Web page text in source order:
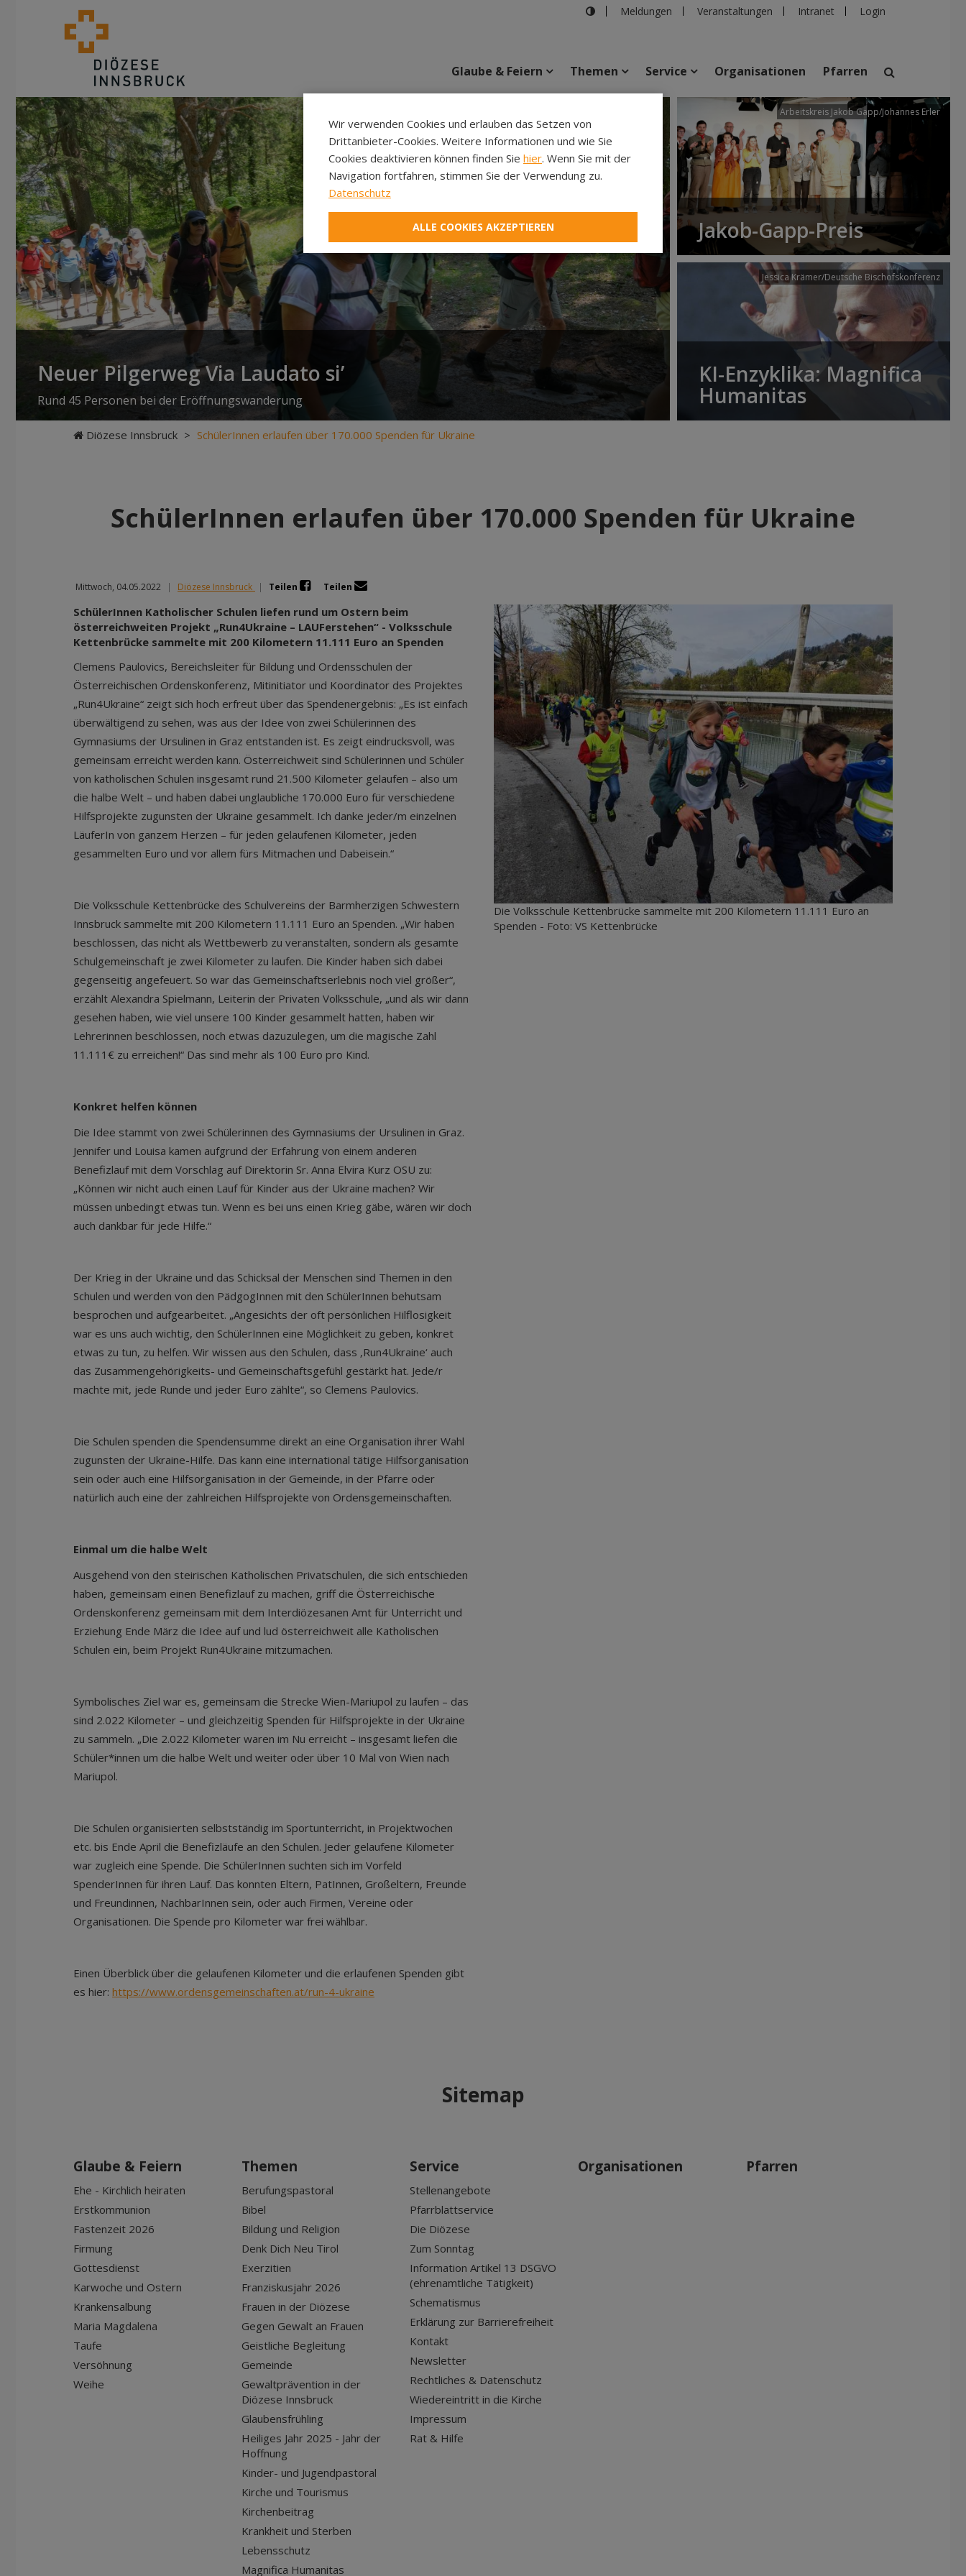
Meldungen Veranstaltungen Intranet Login
suchen
Veranstaltungen Personen Pfarren Einrichtungen
Glaube & Feiern Themen Service Organisationen Pfarren
Neuer Pilgerweg Via Laudato si’
Rund 45 Personen bei der Eröffnungswanderung
Arbeitskreis Jakob Gapp/Johannes Erler
Jakob-Gapp-Preis
Jessica Krämer/Deutsche Bischofskonferenz
KI-Enzyklika: Magnifica
Humanitas
Diözese Innsbruck > SchülerInnen erlaufen über 170.000 Spenden für Ukraine
SchülerInnen erlaufen über 170.000 Spenden für Ukraine
Mittwoch, 04.05.2022 | Diözese Innsbruck | Teilen Teilen
SchülerInnen Katholischer Schulen liefen rund um Ostern beim
österreichweiten Projekt „Run4Ukraine – LAUFerstehen“ - Volksschule
Kettenbrücke sammelte mit 200 Kilometern 11.111 Euro an Spenden
Clemens Paulovics, Bereichsleiter für Bildung und Ordensschulen der
Österreichischen Ordenskonferenz, Mitinitiator und Koordinator des Projektes
„Run4Ukraine“ zeigt sich hoch erfreut über das Spendenergebnis: „Es ist einfach
überwältigend zu sehen, was aus der Idee von zwei Schülerinnen des
Gymnasiums der Ursulinen in Graz entstanden ist. Es zeigt eindrucksvoll, was
gemeinsam erreicht werden kann. Österreichweit sind Schülerinnen und Schüler
von katholischen Schulen insgesamt rund 21.500 Kilometer gelaufen – also um
die halbe Welt – und haben dabei unglaubliche 170.000 Euro für verschiedene
Hilfsprojekte zugunsten der Ukraine gesammelt. Ich danke jeder/m einzelnen
LäuferIn von ganzem Herzen – für jeden gelaufenen Kilometer, jeden
gesammelten Euro und vor allem fürs Mitmachen und Dabeisein.“
Die Volksschule Kettenbrücke des Schulvereins der Barmherzigen Schwestern
Innsbruck sammelte mit 200 Kilometern 11.111 Euro an Spenden. „Wir haben
beschlossen, das nicht als Wettbewerb zu veranstalten, sondern als gesamte
Schulgemeinschaft je zwei Kilometer zu laufen. Die Kinder haben sich dabei
gegenseitig angefeuert. So war das Gemeinschaftserlebnis noch viel größer“,
erzählt Alexandra Spielmann, Leiterin der Privaten Volksschule, „und als wir dann
gesehen haben, wie viel unsere 100 Kinder gesammelt hatten, haben wir
Lehrerinnen beschlossen, noch etwas dazuzulegen, um die magische Zahl
11.111€ zu erreichen!“ Das sind mehr als 100 Euro pro Kind.
Konkret helfen können
Die Idee stammt von zwei Schülerinnen des Gymnasiums der Ursulinen in Graz.
Jennifer und Louisa kamen aufgrund der Erfahrung von einem anderen
Benefizlauf mit dem Vorschlag auf Direktorin Sr. Anna Elvira Kurz OSU zu:
„Können wir nicht auch einen Lauf für Kinder aus der Ukraine machen? Wir
müssen unbedingt etwas tun. Wenn es bei uns einen Krieg gäbe, wären wir doch
auch dankbar für jede Hilfe.“
Der Krieg in der Ukraine und das Schicksal der Menschen sind Themen in den
Schulen und werden von den PädgogInnen mit den SchülerInnen behutsam
besprochen und aufgearbeitet. „Angesichts der oft persönlichen Hilflosigkeit
war es uns auch wichtig, den SchülerInnen eine Möglichkeit zu geben, konkret
etwas zu tun, zu helfen. Wir wissen aus den Schulen, dass ‚Run4Ukraine‘ auch
das Zusammengehörigkeits- und Gemeinschaftsgefühl gestärkt hat. Jede/r
machte mit, jede Runde und jeder Euro zählte“, so Clemens Paulovics.
Die Schulen spenden die Spendensumme direkt an eine Organisation ihrer Wahl
zugunsten der Ukraine-Hilfe. Das kann eine international tätige Hilfsorganisation
sein oder auch eine Hilfsorganisation in der Gemeinde, in der Pfarre oder
natürlich auch eine der zahlreichen Hilfsprojekte von Ordensgemeinschaften.
Einmal um die halbe Welt
Ausgehend von den steirischen Katholischen Privatschulen, die sich entschieden
haben, gemeinsam einen Benefizlauf zu machen, griff die Österreichische
Ordenskonferenz gemeinsam mit dem Interdiözesanen Amt für Unterricht und
Erziehung Ende März die Idee auf und lud österreichweit alle Katholischen
Schulen ein, beim Projekt Run4Ukraine mitzumachen.
Symbolisches Ziel war es, gemeinsam die Strecke Wien-Mariupol zu laufen – das
sind 2.022 Kilometer – und gleichzeitig Spenden für Hilfsprojekte in der Ukraine
zu sammeln. „Die 2.022 Kilometer waren im Nu erreicht – insgesamt liefen die
Schüler*innen um die halbe Welt und weiter oder über 10 Mal von Wien nach
Mariupol.
Die Schulen organisierten selbstständig im Sportunterricht, in Projektwochen
etc. bis Ende April die Benefizläufe an den Schulen. Jeder gelaufene Kilometer
war zugleich eine Spende. Die SchülerInnen suchten sich im Vorfeld
SpenderInnen für ihren Lauf. Das konnten Eltern, PatInnen, Großeltern, Freunde
und Freundinnen, NachbarInnen sein, oder auch Firmen, Vereine oder
Organisationen. Die Spende pro Kilometer war frei wählbar.
Einen Überblick über die gelaufenen Kilometer und die erlaufenen Spenden gibt
es hier: https://www.ordensgemeinschaften.at/run-4-ukraine
Die Volksschule Kettenbrücke sammelte mit 200 Kilometern 11.111 Euro an
Spenden - Foto: VS Kettenbrücke
Sitemap
Glaube & Feiern
Ehe - Kirchlich heiraten
Erstkommunion
Fastenzeit 2026
Firmung
Gottesdienst
Karwoche und Ostern
Krankensalbung
Maria Magdalena
Taufe
Versöhnung
Weihe
Themen
Berufungspastoral
Bibel
Bildung und Religion
Denk Dich Neu Tirol
Exerzitien
Franziskusjahr 2026
Frauen in der Diözese
Gegen Gewalt an Frauen
Geistliche Begleitung
Gemeinde
Gewaltprävention in der
Diözese Innsbruck
Glaubensfrühling
Heiliges Jahr 2025 - Jahr der
Hoffnung
Kinder- und Jugendpastoral
Kirche und Tourismus
Kirchenbeitrag
Krankheit und Sterben
Lebensschutz
Magnifica Humanitas
Service
Stellenangebote
Pfarrblattservice
Die Diözese
Zum Sonntag
Information Artikel 13 DSGVO
(ehrenamtliche Tätigkeit)
Schematismus
Erklärung zur Barrierefreiheit
Kontakt
Newsletter
Rechtliches & Datenschutz
Wiedereintritt in die Kirche
Impressum
Rat & Hilfe
Organisationen Pfarren
Wir verwenden Cookies und erlauben das Setzen von
Drittanbieter-Cookies. Weitere Informationen und wie Sie
Cookies deaktivieren können finden Sie hier. Wenn Sie mit der
Navigation fortfahren, stimmen Sie der Verwendung zu.
Datenschutz
ALLE COOKIES AKZEPTIEREN